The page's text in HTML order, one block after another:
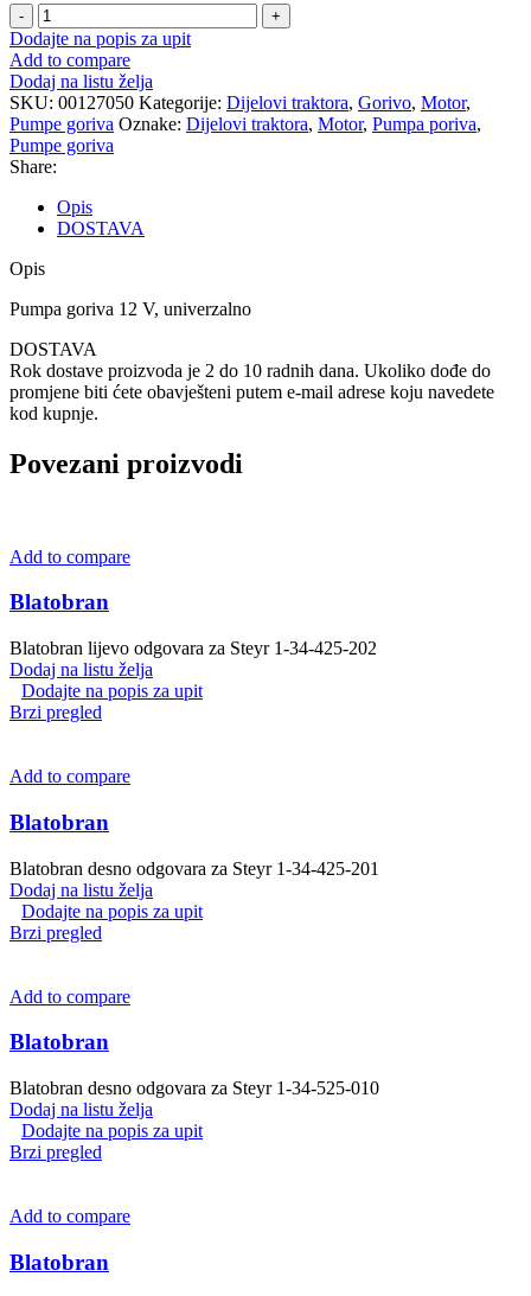
Pumpa
poriva
količina
Dodajte na popis za upit
Add to compare
Dodaj na listu želja
SKU: 00127050 Kategorije: Dijelovi traktora, Gorivo, Motor,
Pumpe goriva Oznake: Dijelovi traktora, Motor, Pumpa poriva,
Pumpe goriva
Share:
Opis
DOSTAVA
Opis
Pumpa goriva 12 V, univerzalno
DOSTAVA
Rok dostave proizvoda je 2 do 10 radnih dana. Ukoliko dođe do
promjene biti ćete obavješteni putem e-mail adrese koju navedete
kod kupnje.
Povezani proizvodi
Add to compare
Blatobran
Blatobran lijevo odgovara za Steyr 1-34-425-202
Dodaj na listu želja
Dodajte na popis za upit
Brzi pregled
Add to compare
Blatobran
Blatobran desno odgovara za Steyr 1-34-425-201
Dodaj na listu želja
Dodajte na popis za upit
Brzi pregled
Add to compare
Blatobran
Blatobran desno odgovara za Steyr 1-34-525-010
Dodaj na listu želja
Dodajte na popis za upit
Brzi pregled
Add to compare
Blatobran